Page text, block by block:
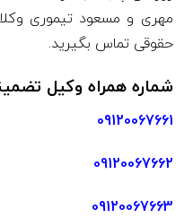
مهری و مسعود تیموری
حقوقی تماس بگیرید.
شماره همراه وکیل
09120067661
09120067662
09120067663